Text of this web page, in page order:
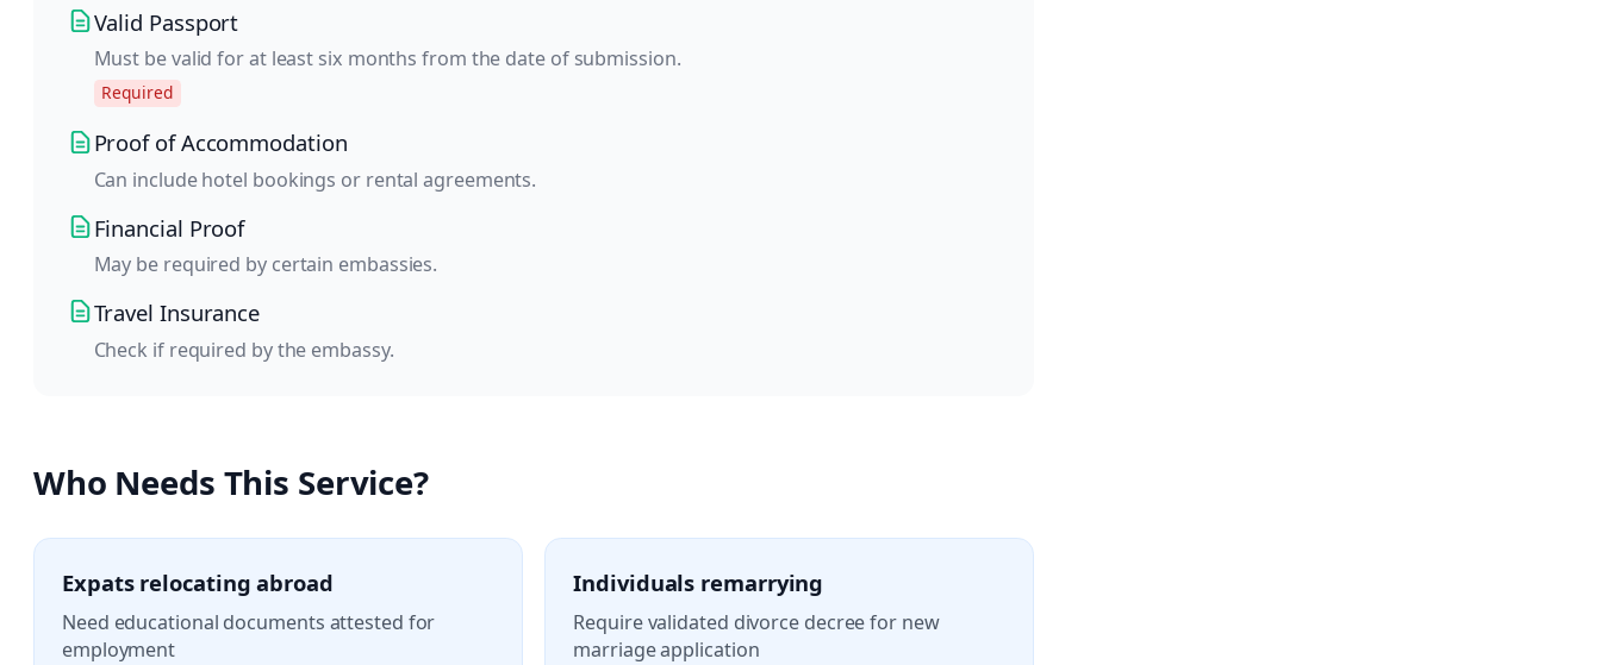
Valid Passport
Must be valid for at least six months from the date of submission.
Required
Proof of Accommodation
Can include hotel bookings or rental agreements.
Financial Proof
May be required by certain embassies.
Travel Insurance
Check if required by the embassy.
Who Needs This Service?
Expats relocating abroad
Need educational documents attested for
employment
Individuals remarrying
Require validated divorce decree for new
marriage application